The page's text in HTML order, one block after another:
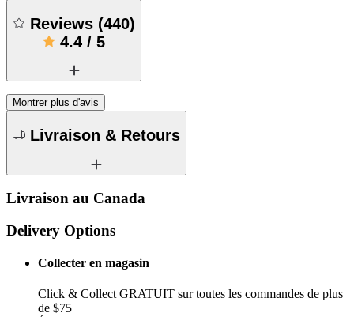
Reviews (440)
4.4 / 5
Montrer plus d'avis
Livraison & Retours
Livraison au Canada
Delivery Options
Collecter en magasin
Click & Collect GRATUIT sur toutes les commandes de plus
de $75